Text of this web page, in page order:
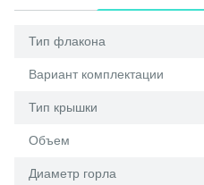
Тип флакона
Вариант комплектации
Тип крышки
Объем
Диаметр горла